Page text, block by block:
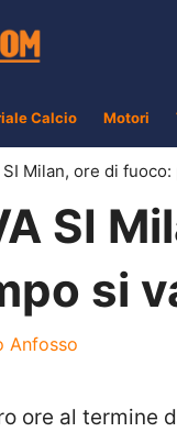
Calcio Motori
SI Milan, ore di
SI
si
Anfosso
ore al termine